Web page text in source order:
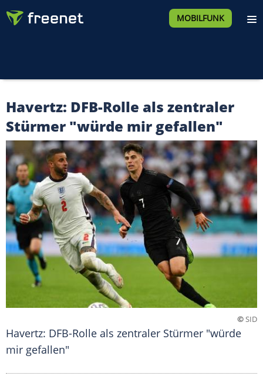
MOBILFUNK
Havertz: DFB-Rolle als zentraler
Stürmer "würde mir gefallen"
©SID
Havertz: DFB-Rolle als zentraler Stürmer "würde
mir gefallen"